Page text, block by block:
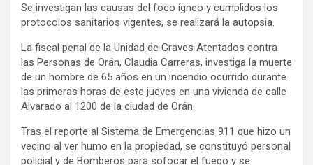
Se investigan las causas del foco ígneo y cumplidos los
protocolos sanitarios vigentes, se realizará la autopsia.
La fiscal penal de la Unidad de Graves Atentados contra
las Personas de Orán, Claudia Carreras, investiga la muerte
de un hombre de 65 años en un incendio ocurrido durante
las primeras horas de este jueves en una vivienda de calle
Alvarado al 1200 de la ciudad de Orán.
Tras el reporte al Sistema de Emergencias 911 que hizo un
vecino al ver humo en la propiedad, se constituyó personal
policial y de Bomberos para sofocar el fuego y se